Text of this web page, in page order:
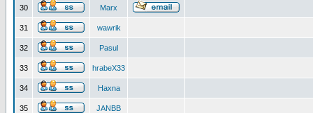
30 Marx
31 wawrik
32 Pasul
33 hrabeX33
34 Haxna
35 JANBB